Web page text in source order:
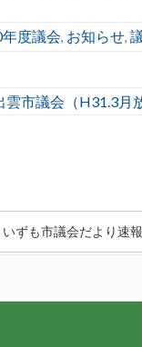
度議会, お知らせ,
市議会（H31.3月
いずも市議会だより速